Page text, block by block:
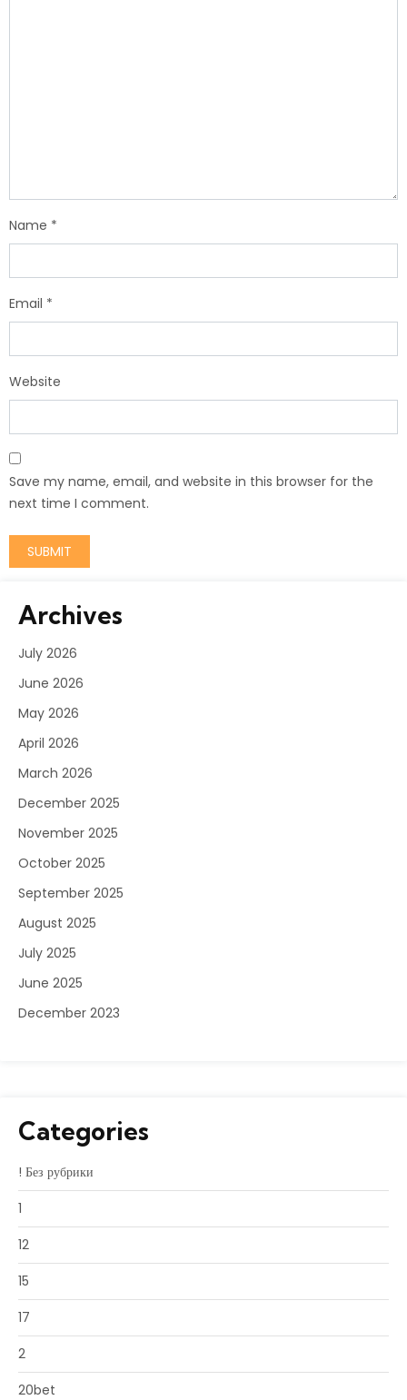
Name *
Email *
Website
Save my name, email, and website in this browser for the
next time I comment.
Archives
July 2026
June 2026
May 2026
April 2026
March 2026
December 2025
November 2025
October 2025
September 2025
August 2025
July 2025
June 2025
December 2023
Categories
! Без рубрики
1
12
15
17
2
20bet